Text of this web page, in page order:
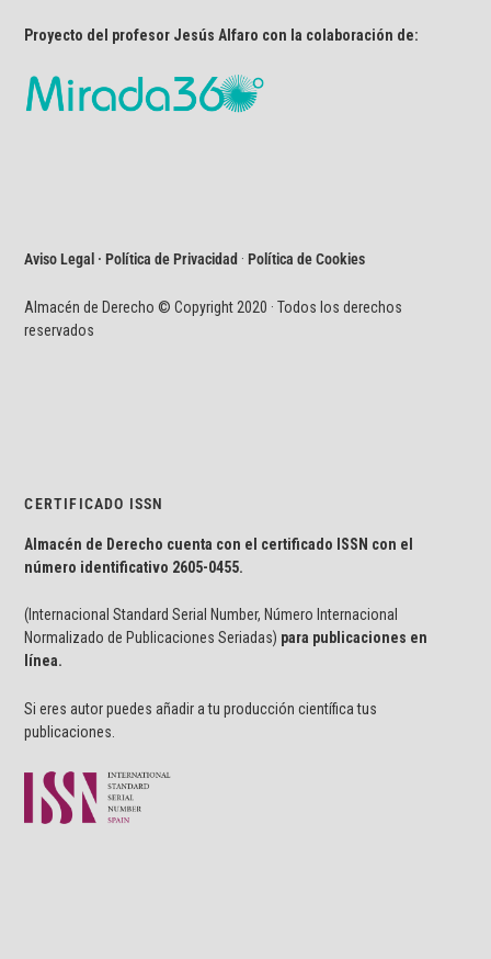
Proyecto del profesor Jesús Alfaro con la colaboración de:
Aviso Legal · Política de Privacidad ·Política de Cookies
Almacén de Derecho © Copyright 2020 · Todos los derechos
reservados
CERTIFICADO ISSN
Almacén de Derecho cuenta con el certificado ISSN con el
número identificativo 2605-0455.
(Internacional Standard Serial Number, Número Internacional
Normalizado de Publicaciones Seriadas) para publicaciones en
línea.
Si eres autor puedes añadir a tu producción científica tus
publicaciones.